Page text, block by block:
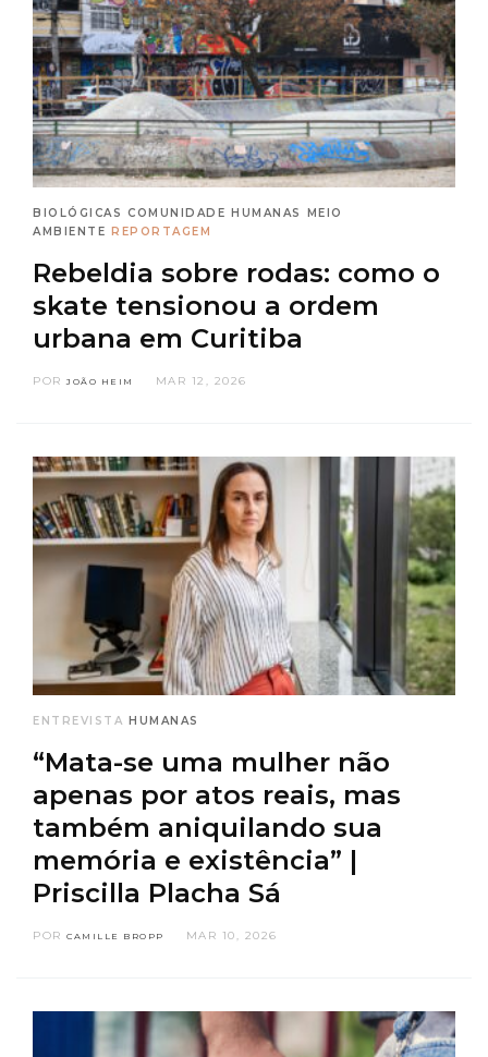
BIOLÓGICAS COMUNIDADE HUMANAS
MEIO
AMBIENTE
REPORTAGEM
Rebeldia sobre rodas: como o
skate tensionou a ordem
urbana em Curitiba
PORJOÃO HEIM MAR 12, 2026
ENTREVISTA HUMANAS
“Mata-se uma mulher não
apenas por atos reais, mas
também aniquilando sua
memória e existência” |
Priscilla Placha Sá
POR CAMILLE BROPP MAR 10, 2026